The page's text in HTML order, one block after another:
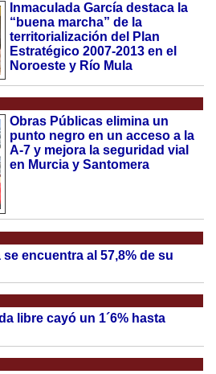
Inmaculada García destaca la
“buena marcha” de la
territorialización del Plan
Estratégico 2007-2013 en el
Noroeste y Río Mula
Obras Públicas elimina un
punto negro en un acceso a la
A-7 y mejora la seguridad vial
en Murcia y Santomera
encuentra al 57,8% de su
libre cayó un 1´6% hasta